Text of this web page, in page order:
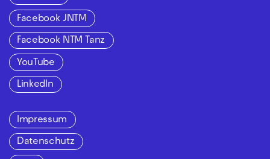
Facebook JNTM
Facebook NTM Tanz
YouTube
LinkedIn
Impressum
Datenschutz